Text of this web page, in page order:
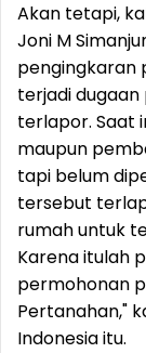
Akan tetapi,
Joni M
pengingkaran
terjadi
terlapor. Saat
maupun
tapi belum
tersebut
rumah untuk
Karena itulah
permohonan
Pertanahan,"
Indonesia itu.